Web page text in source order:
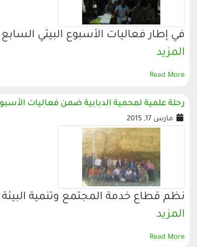
في إطار فعاليات الأسبوع البيئي
المزيد
Read More
رحلة علمية لمحمية الدبابية ضمن فعاليات
مارس 17, 2015
نظم قطاع خدمة المجتمع وتنمية
المزيد
Read More